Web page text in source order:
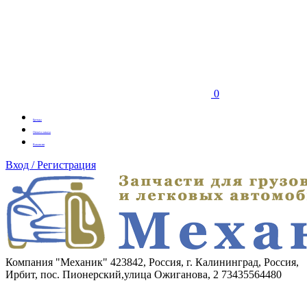
0
Бренды
Оплата заказа
Вакансии
Вход / Регистрация
Компания "Механик" 423842, Россия, г. Калининград, Россия,
Ирбит, пос. Пионерский,улица Ожиганова, 2 73435564480